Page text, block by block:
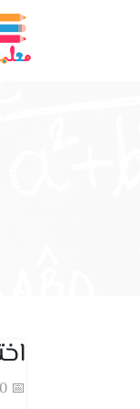
📅 20 December, 2020